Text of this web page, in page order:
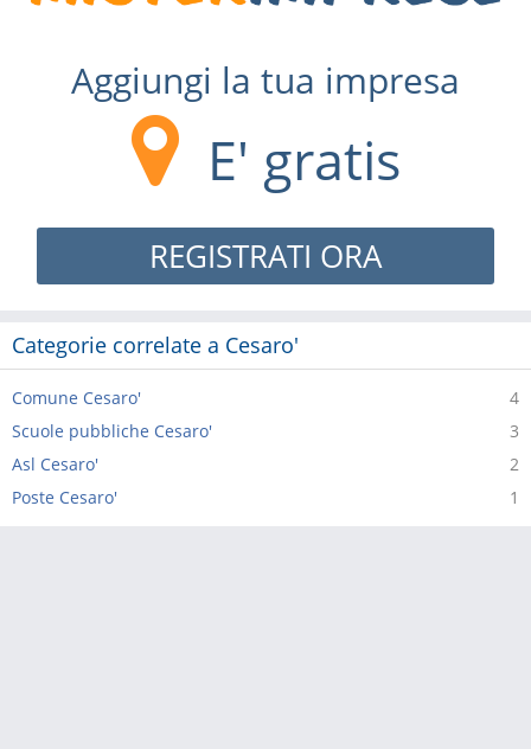
Aggiungi la tua impresa
E' gratis
REGISTRATI ORA
Categorie correlate a Cesaro'
4
Comune Cesaro'
3
Scuole pubbliche Cesaro'
2
Asl Cesaro'
1
Poste Cesaro'